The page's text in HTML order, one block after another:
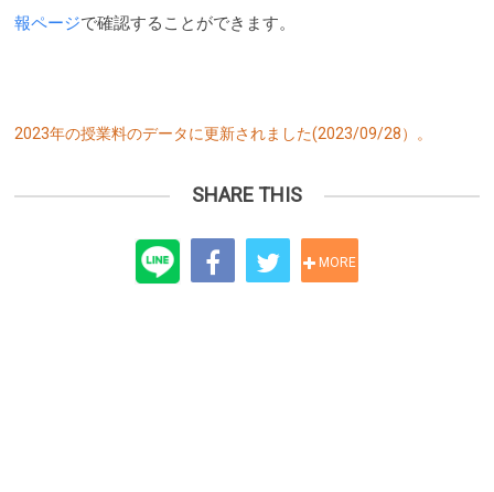
報ページで確認することができます。
2023年の授業料のデータに更新されました(2023/09/28）。
SHARE THIS
MORE